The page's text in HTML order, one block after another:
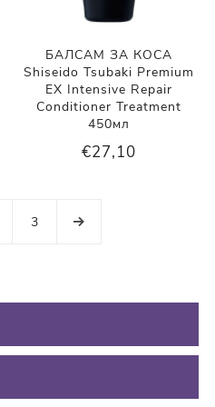
БАЛСАМ ЗА КОСА
Shiseido Tsubaki Premium
EX Intensive Repair
Conditioner Treatment
450мл
€27,10
3